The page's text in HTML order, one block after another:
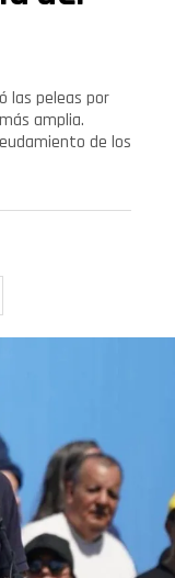
las peleas por
amplia.
de los